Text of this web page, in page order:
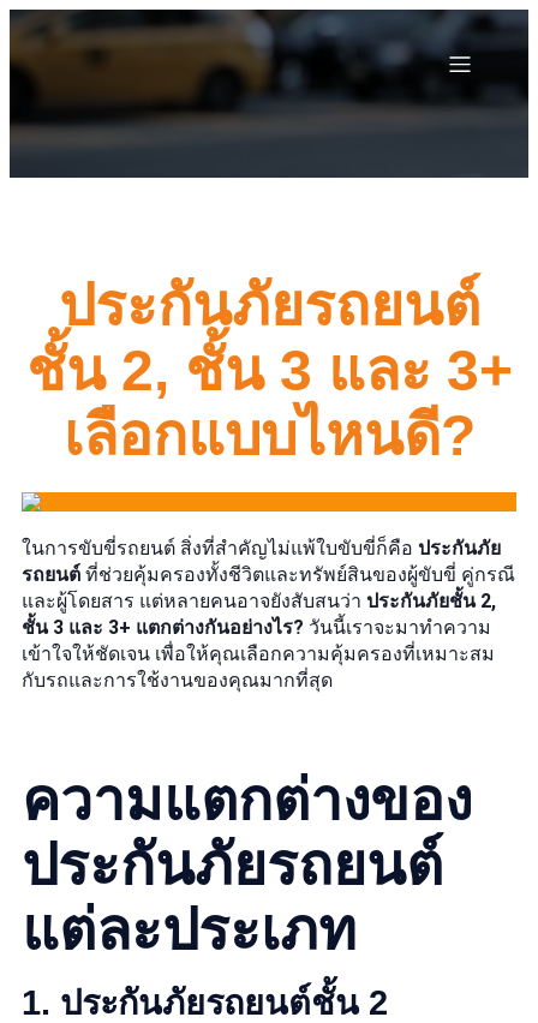
ประกันภัยรถยนต์
ชั้น 2, ชั้น 3 และ 3+
เลือกแบบไหนดี?
ในการขับขี่รถยนต์ สิ่งที่สำคัญไม่แพ้ใบขับขี่ก็คือ ประกันภัย
รถยนต์ ที่ช่วยคุ้มครองทั้งชีวิตและทรัพย์สินของผู้ขับขี่ คู่กรณี
และผู้โดยสาร แต่หลายคนอาจยังสับสนว่า ประกันภัยชั้น 2,
ชั้น 3 และ 3+ แตกต่างกันอย่างไร? วันนี้เราจะมาทำความ
เข้าใจให้ชัดเจน เพื่อให้คุณเลือกความคุ้มครองที่เหมาะสม
กับรถและการใช้งานของคุณมากที่สุด
ความแตกต่างของ
ประกันภัยรถยนต์
แต่ละประเภท
1. ประกันภัยรถยนต์ชั้น 2